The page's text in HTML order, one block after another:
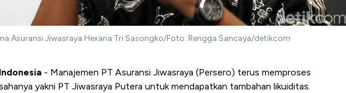
Asuransi Jiwasraya Hexana Tri Sasongko/Foto: Rengga Sancaya/detikcom
- Manajemen PT Asuransi Jiwasraya (Persero) terus memproses
yakni PT Jiwasraya Putera untuk mendapatkan tambahan likuiditas.